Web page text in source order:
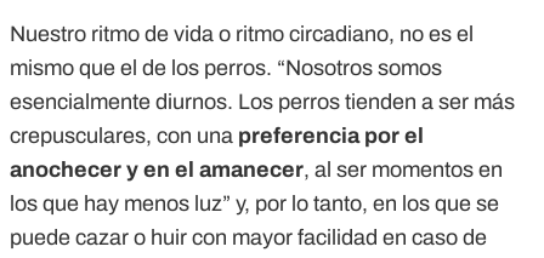
Nuestro ritmo de vida o ritmo circadiano, no es el
mismo que el de los perros. “Nosotros somos
esencialmente diurnos. Los perros tienden a ser más
crepusculares, con una preferencia por el
anochecer y en el amanecer, al ser momentos en
los que hay menos luz” y, por lo tanto, en los que se
puede cazar o huir con mayor facilidad en caso de